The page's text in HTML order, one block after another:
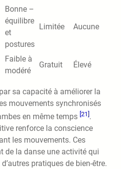
Bonne –
équilibre
et
postures
Limitée Aucune
Faible à
modéré
Gratuit Élevé
sa capacité à améliorer la
mouvements synchronisés
en même temps [21] .
renforce la conscience
les mouvements. Ces
de la danse une activité qui
pratiques de bien-être.